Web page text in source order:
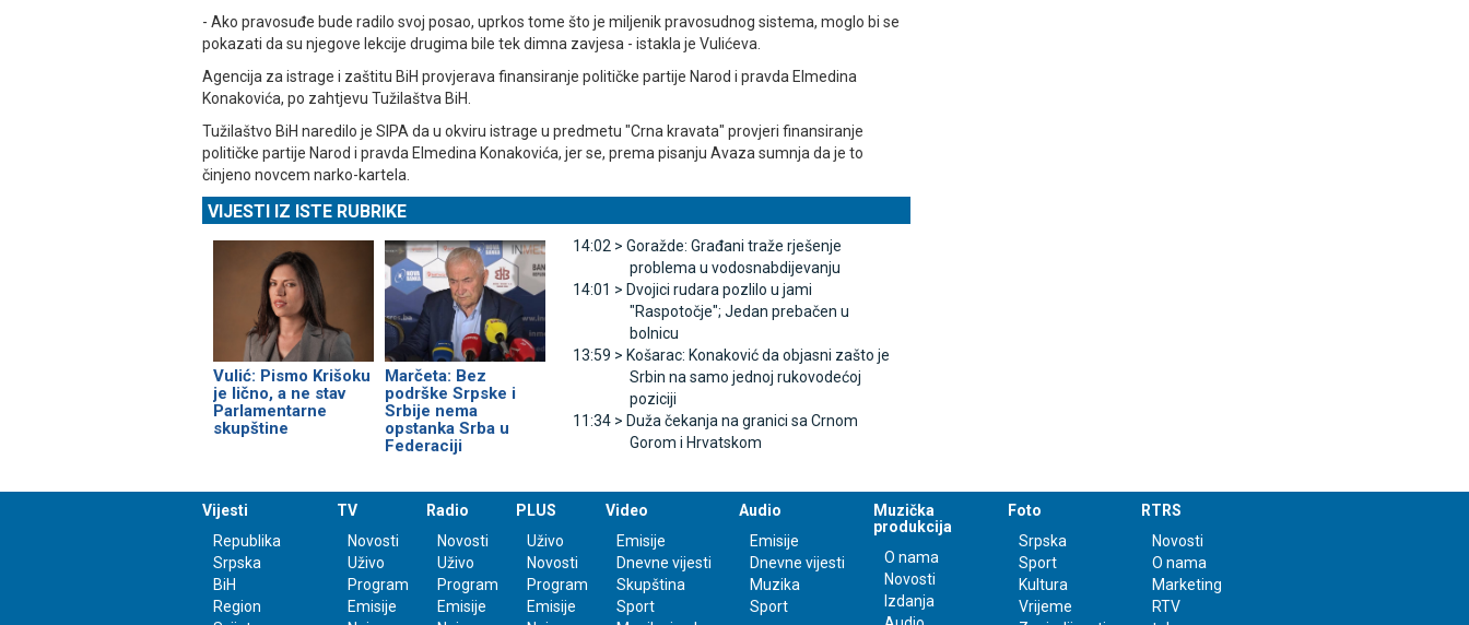
- Ako pravosuđe bude radilo svoj posao, uprkos tome što je miljenik pravosudnog sistema, moglo bi se
pokazati da su njegove lekcije drugima bile tek dimna zavjesa - istakla je Vulićeva.
Agencija za istrage i zaštitu BiH provjerava finansiranje političke partije Narod i pravda Elmedina
Konakovića, po zahtjevu Tužilaštva BiH.
Tužilaštvo BiH naredilo je SIPA da u okviru istrage u predmetu "Crna kravata" provjeri finansiranje
političke partije Narod i pravda Elmedina Konakovića, jer se, prema pisanju Avaza sumnja da je to
činjeno novcem narko-kartela.
VIJESTI IZ ISTE RUBRIKE
Vulić: Pismo Krišoku
je lično, a ne stav
Parlamentarne
skupštine
Marčeta: Bez
podrške Srpske i
Srbije nema
opstanka Srba u
Federaciji
14:02 > Goražde: Građani traže rješenje
problema u vodosnabdijevanju
14:01 > Dvojici rudara pozlilo u jami
"Raspotočje"; Јedan prebačen u
bolnicu
13:59 > Košarac: Konaković da objasni zašto je
Srbin na samo jednoj rukovodećoj
poziciji
11:34 > Duža čekanja na granici sa Crnom
Gorom i Hrvatskom
Vijesti
Republika
Srpska
BiH
Region
TV
Novosti
Uživo
Program
Emisije
Radio
Novosti
Uživo
Program
Emisije
PLUS
Uživo
Novosti
Program
Emisije
Video
Emisije
Dnevne vijesti
Skupština
Sport
Audio
Emisije
Dnevne vijesti
Muzika
Sport
Muzička
produkcija
O nama
Novosti
Izdanja
Foto
Srpska
Sport
Kultura
Vrijeme
RTRS
Novosti
O nama
Marketing
RTV